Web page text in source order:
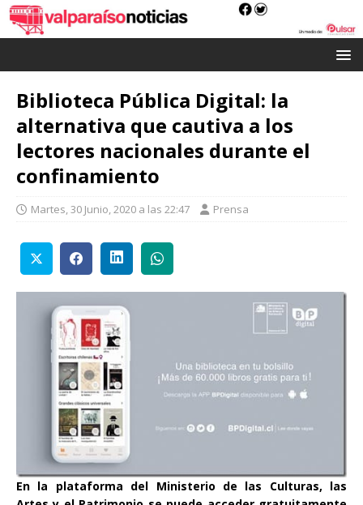
Biblioteca Pública Digital: la
alternativa que cautiva a los
lectores nacionales durante el
confinamiento
Martes, 30 Junio, 2020 a las 22:47 Prensa
En la plataforma del Ministerio de las Culturas, las